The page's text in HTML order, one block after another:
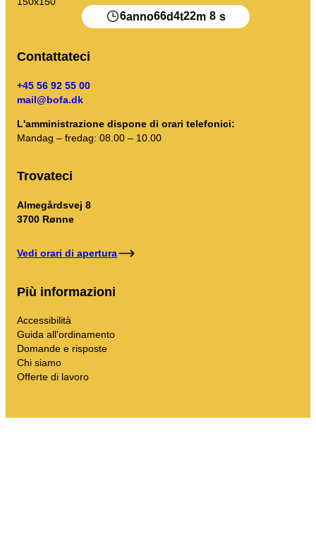
6anno66d4t22m 8 s
Contattateci
+45 56 92 55 00
mail@bofa.dk
L'amministrazione dispone di orari telefonici:
Mandag – fredag: 08.00 – 10.00
Trovateci
Almegårdsvej 8
3700 Rønne
Vedi orari di apertura
Più informazioni
Accessibilità
Guida all'ordinamento
Domande e risposte
Chi siamo
Offerte di lavoro